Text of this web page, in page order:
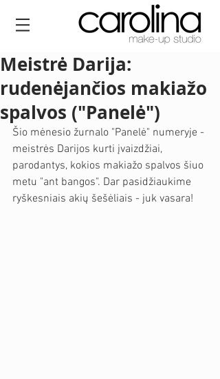
Meistrė Darija:
rudenėjančios makiažo
spalvos ("Panelė")
Šio mėnesio žurnalo "Panelė" numeryje -
meistrės Darijos kurti įvaizdžiai,
parodantys, kokios makiažo spalvos šiuo
metu "ant bangos". Dar pasidžiaukime
ryškesniais akių šešėliais - juk vasara!